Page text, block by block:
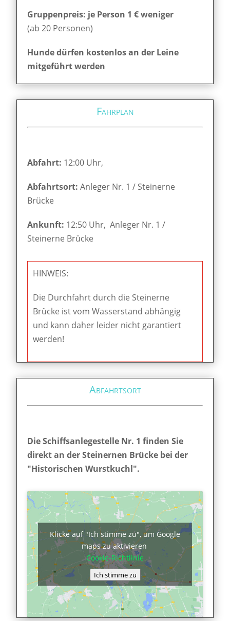
Gruppenpreis: je Person 1 € weniger
(ab 20 Personen)
Hunde dürfen kostenlos an der Leine
mitgeführt werden
Fahrplan
Abfahrt: 12:00 Uhr,
Abfahrtsort:Anleger Nr. 1 / Steinerne
Brücke
Ankunft: 12:50 Uhr, Anleger Nr. 1 /
Steinerne Brücke
HINWEIS:
Die Durchfahrt durch die Steinerne
Brücke ist vom Wasserstand abhängig
und kann daher leider nicht garantiert
werden!
Abfahrtsort
Die Schiffsanlegestelle Nr. 1 finden Sie
direkt an der Steinernen Brücke bei der
"Historischen Wurstkuchl".
Klicke auf "Ich stimme zu", um Google
maps zu aktivieren
Cookie-Richtlinie
Ich stimme zu